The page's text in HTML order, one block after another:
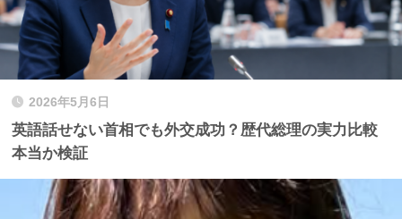
2026年5月6日
英語話せない首相でも外交成功？歴代総理の実力比較
本当か検証